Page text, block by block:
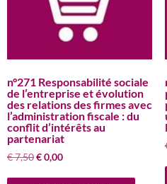
n°271 Responsabilité sociale
de l’entreprise et évolution
des relations des firmes avec
l’administration fiscale : du
conflit d’intérêts au
partenariat
€7,50Le
€0,00Le